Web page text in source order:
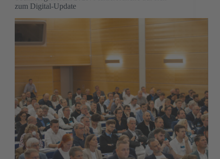
zum Digital-Update